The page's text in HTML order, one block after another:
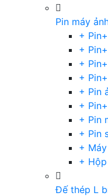
Pin máy
+
+
+
+
+ Pin
+
+ Pin
+ Pin
+
+
Đế thép L